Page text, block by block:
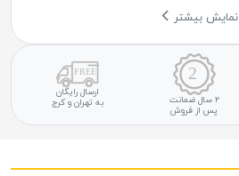
نمایش بیشتر
۲ سال ضمانت
پس از فروش
ارسال رایگان
به تهران و کرج